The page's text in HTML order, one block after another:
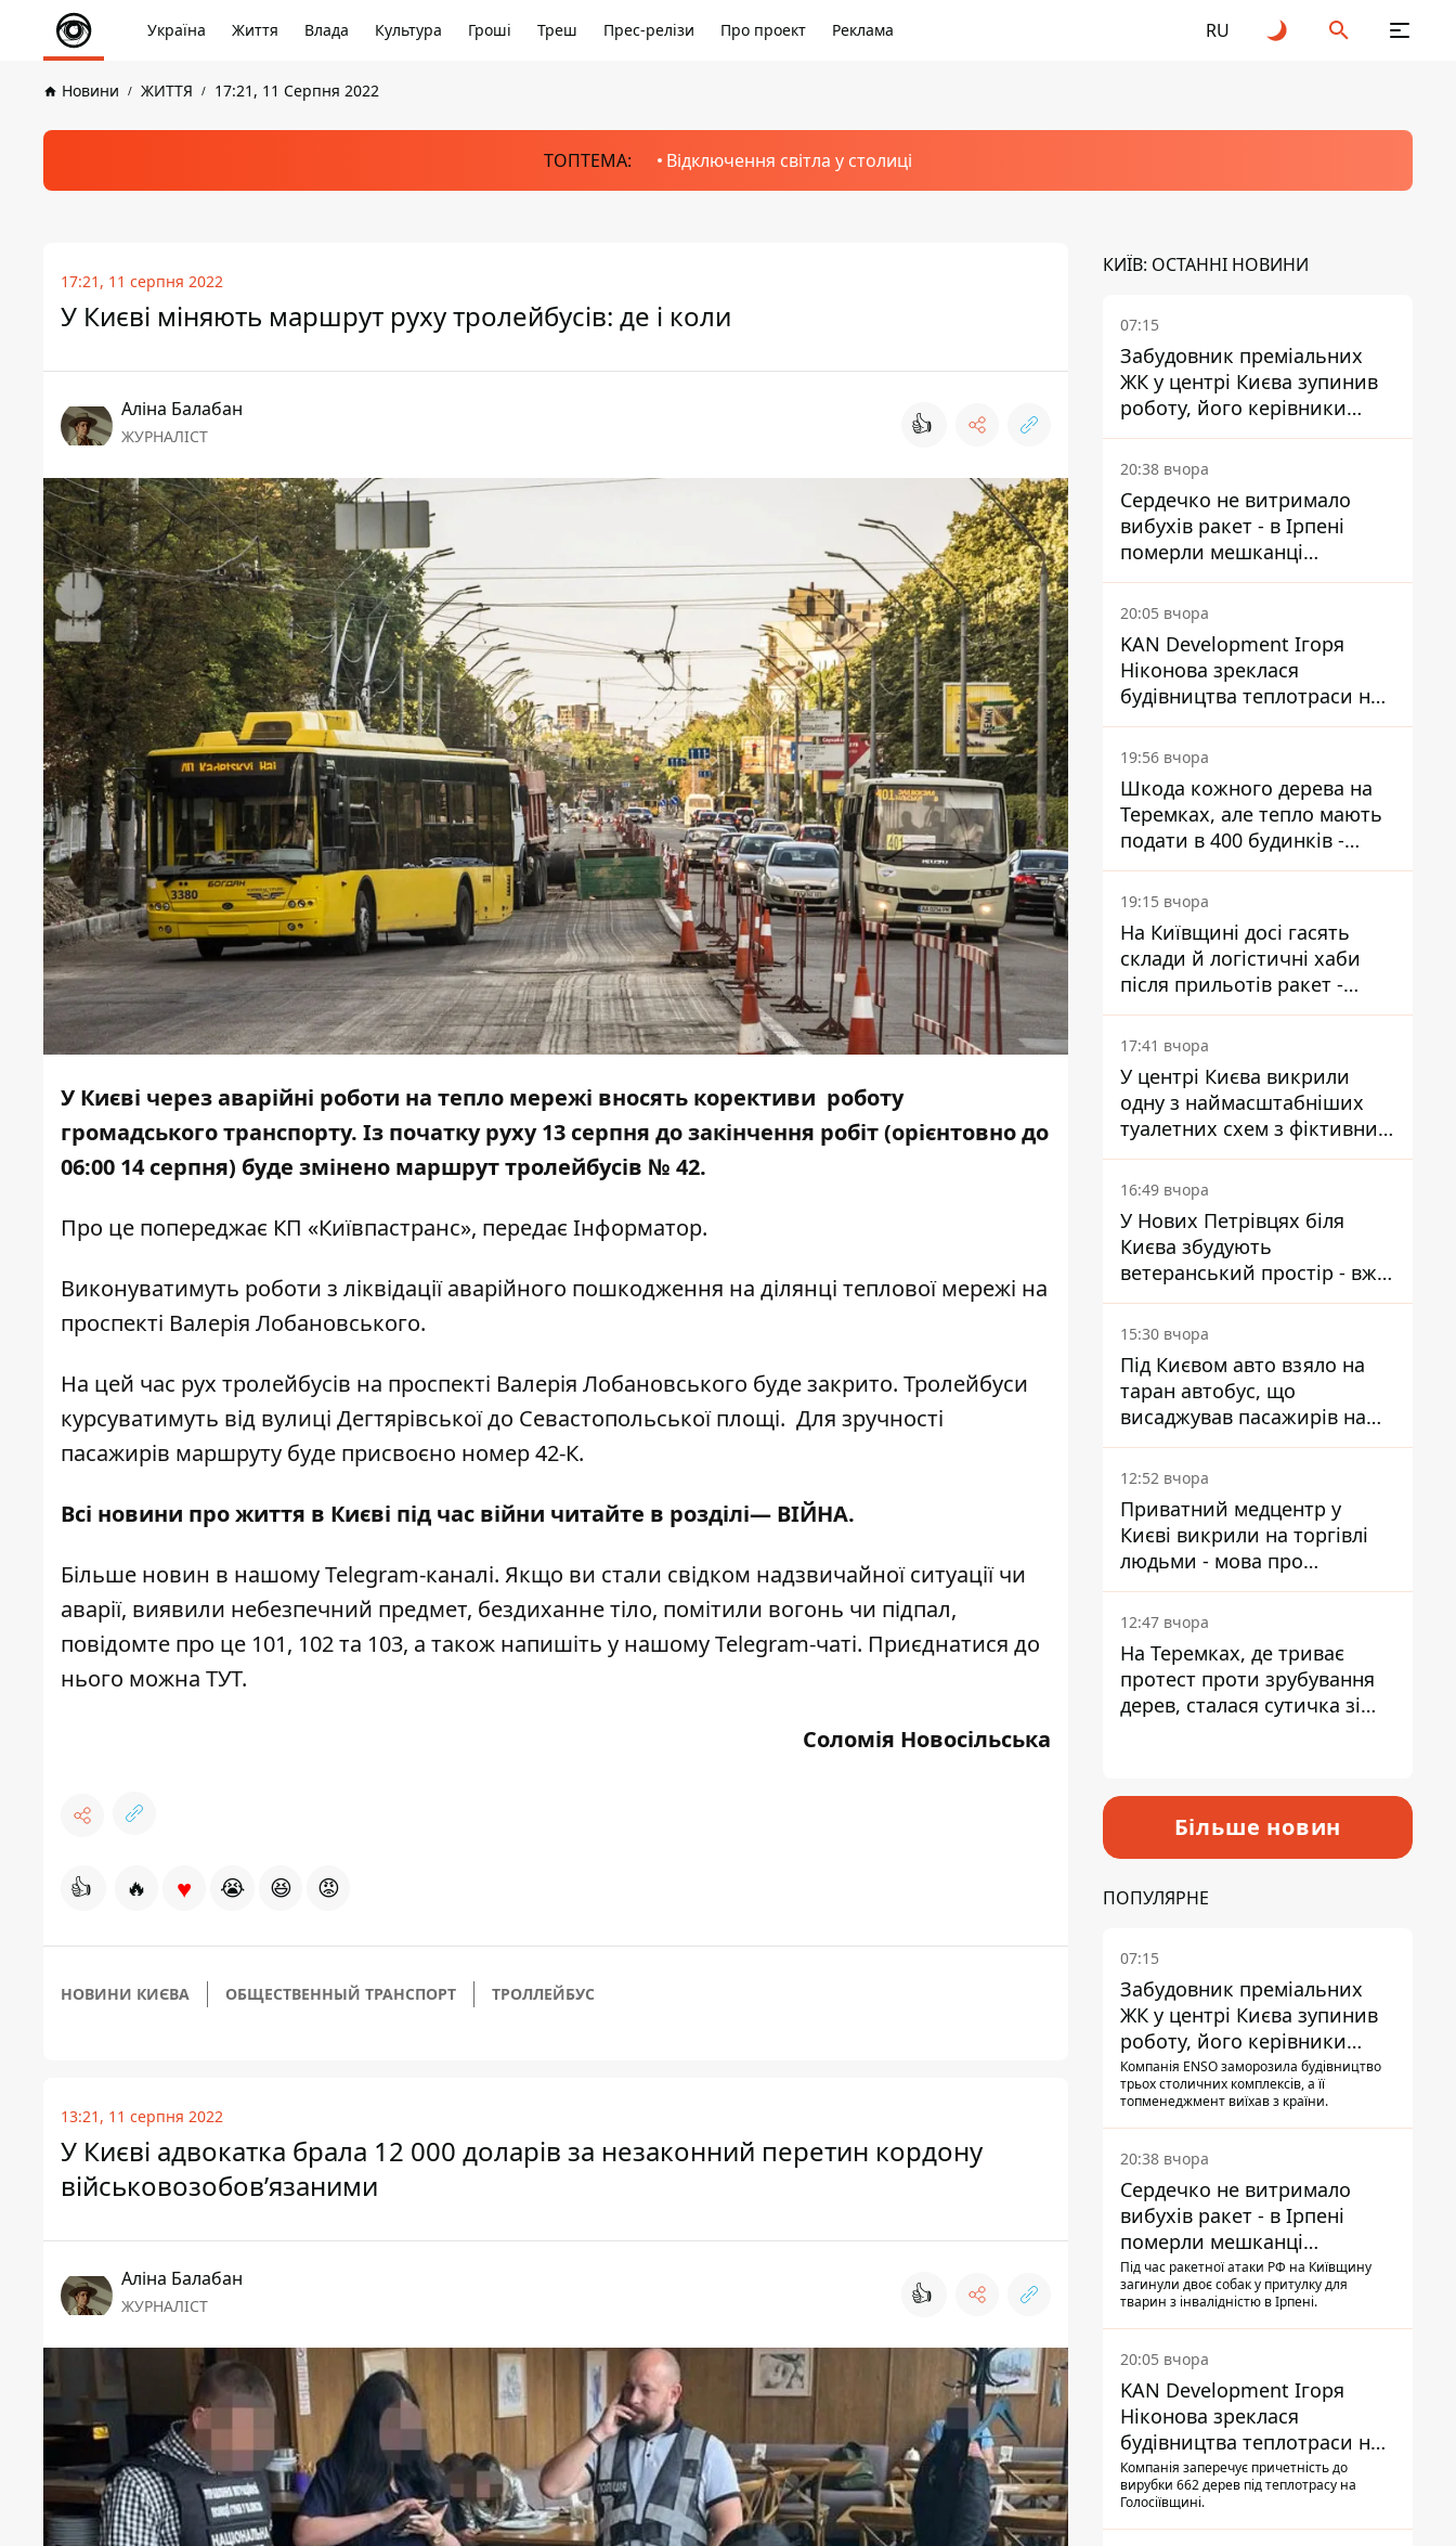
Україна Життя Влада Культура Гроші Треш Прес-релізи Про проект Реклама RU
Новини ЖИТТЯ 17:21, 11 Серпня 2022
ТОПТЕМА: Відключення світла у столиці
17:21, 11 серпня 2022
У Києві міняють маршрут руху тролейбусів: де і коли
Аліна Балабан
ЖУРНАЛІСТ 👍
У Києві через аварійні роботи на тепло мережі вносять корективи роботу
громадського транспорту. Із початку руху 13 серпня до закінчення робіт (орієнтовно до
06:00 14 серпня) буде змінено маршрут тролейбусів № 42.
Про це попереджає КП «Київпастранс», передає Інформатор.
Виконуватимуть роботи з ліквідації аварійного пошкодження на ділянці теплової мережі на
проспекті Валерія Лобановського.
На цей час рух тролейбусів на проспекті Валерія Лобановського буде закрито. Тролейбуси
курсуватимуть від вулиці Дегтярівської до Севастопольської площі. Для зручності
пасажирів маршруту буде присвоєно номер 42-К.
Всі новини про життя в Києві під час війни читайте в розділі— ВІЙНА.
Більше новин в нашомуTelegram-каналі. Якщо ви стали свідком надзвичайної ситуації чи
аварії, виявили небезпечний предмет, бездиханне тіло, помітили вогонь чи підпал,
повідомте про це 101, 102 та 103, а також напишіть у нашому Telegram-чаті. Приєднатися до
нього можна ТУТ.
Соломія Новосільська
👍 🔥 ♥ 😭 😆 😡
НОВИНИ КИЄВА ОБЩЕСТВЕННЫЙ ТРАНСПОРТ ТРОЛЛЕЙБУС
13:21, 11 серпня 2022
У Києві адвокатка брала 12 000 доларів за незаконний перетин кордону
військовозобов’язаними
Аліна Балабан
ЖУРНАЛІСТ 👍
КИЇВ: ОСТАННІ НОВИНИ
07:15
Забудовник преміальних
ЖК у центрі Києва зупинив
роботу, його керівники
втекли з України - Bihus.info
20:38 вчора
Сердечко не витримало
вибухів ракет - в Ірпені
померли мешканці
притулку для собак з
інвалідністю
20:05 вчора
KAN Development Ігоря
Ніконова зреклася
будівництва теплотраси на
Теремках
19:56 вчора
Шкода кожного дерева на
Теремках, але тепло мають
подати в 400 будинків -
депутатка Київради
19:15 вчора
На Київщині досі гасять
склади й логістичні хаби
після прильотів ракет -
ДСНС
17:41 вчора
У центрі Києва викрили
одну з наймасштабніших
туалетних схем з фіктивним
будинком
16:49 вчора
У Нових Петрівцях біля
Києва збудують
ветеранський простір - вже
знайшли проєктанта
15:30 вчора
Під Києвом авто взяло на
таран автобус, що
висаджував пасажирів на
зупинці - пасажирка в
лікарні
12:52 вчора
Приватний медцентр у
Києві викрили на торгівлі
людьми - мова про
сурогатне материнство
12:47 вчора
На Теремках, де триває
протест проти зрубування
дерев, сталася сутичка зі
Більше новин
ПОПУЛЯРНЕ
07:15
Забудовник преміальних
ЖК у центрі Києва зупинив
роботу, його керівники
втекли з України - Bihus.info
Компанія ENSO заморозила будівництво
трьох столичних комплексів, а її
топменеджмент виїхав з країни.
20:38 вчора
Сердечко не витримало
вибухів ракет - в Ірпені
померли мешканці
притулку для собак з
інвалідністю
Під час ракетної атаки РФ на Київщину
загинули двоє собак у притулку для
тварин з інвалідністю в Ірпені.
20:05 вчора
KAN Development Ігоря
Ніконова зреклася
будівництва теплотраси на
Теремках
Компанія заперечує причетність до
вирубки 662 дерев під теплотрасу на
Голосіївщині.